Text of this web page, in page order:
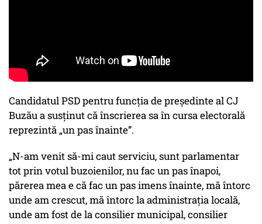
Candidatul PSD pentru funcția de președinte al CJ
Buzău a susținut că înscrierea sa în cursa electorală
reprezintă „un pas înainte”.
„N-am venit să-mi caut serviciu, sunt parlamentar
tot prin votul buzoienilor, nu fac un pas înapoi,
părerea mea e că fac un pas imens înainte, mă întorc
unde am crescut, mă întorc la administrația locală,
unde am fost de la consilier municipal, consilier